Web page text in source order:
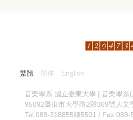
繁體 简体
English
音樂學系 國立臺東大學 | 音樂學系
95092臺東市大學路2段369號人文
Tel:089-318855轉5501 / Fax:089-